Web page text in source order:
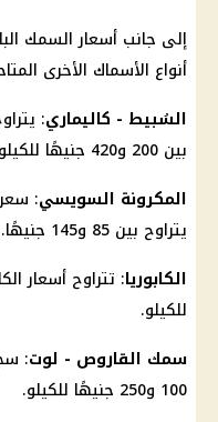
إلى جانب أسعار السمك
أنواع الأسماك الأخرى
السُبيط - كاليماري:
بين 200 و420 جنيهًا للكيلو.
المكرونة السويسي:
يتراوح بين 85 و145 جنيهًا.
الكابوريا
للكيلو.
سمك القاروص - لوت:
100 و250 جنيهًا للكيلو.